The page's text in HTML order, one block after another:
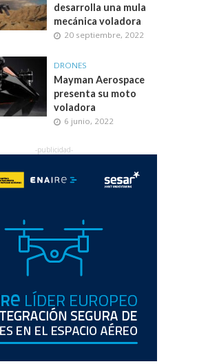
desarrolla una mula
mecánica voladora
20 septiembre, 2022
DRONES
Mayman Aerospace
presenta su moto
voladora
6 junio, 2022